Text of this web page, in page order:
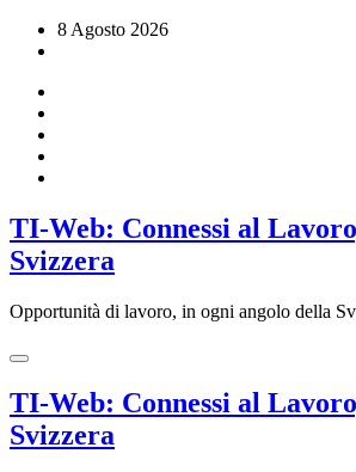
8 Agosto 2026
TI-Web: Connessi al
Svizzera
Opportunità di lavoro, in ogni angolo della
TI-Web: Connessi al
Svizzera